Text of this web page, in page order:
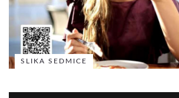
SLIKA SEDMICE